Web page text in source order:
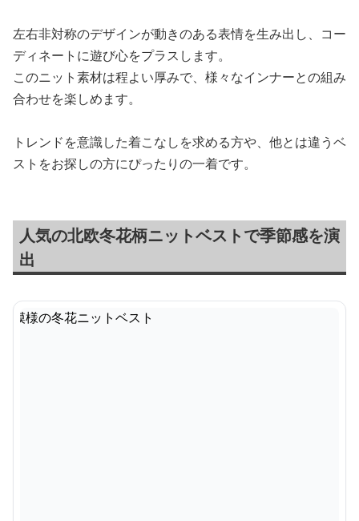
左右非対称のデザインが動きのある表情を生み出し、コー
ディネートに遊び心をプラスします。
このニット素材は程よい厚みで、様々なインナーとの組み
合わせを楽しめます。
トレンドを意識した着こなしを求める方や、他とは違うベ
ストをお探しの方にぴったりの一着です。
人気の北欧冬花柄ニットベストで季節感を演
出